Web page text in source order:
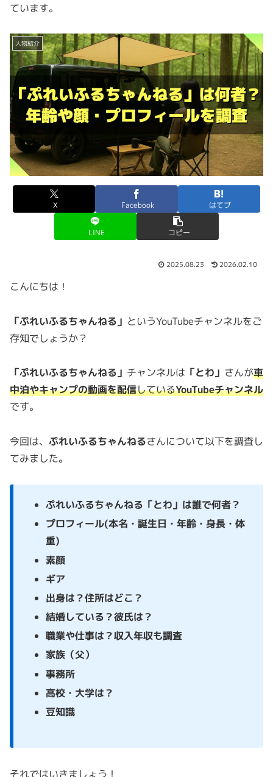
ています。
人物紹介
X Facebook はてブ
LINE コピー
2025.08.23 2026.02.10
こんにちは！
「ぷれいふるちゃんねる」 というYouTubeチャンネルをご
存知でしょうか？
「ぷれいふるちゃんねる」 チャンネルは 「とわ」 さんが車
中泊やキャンプの動画を配信しているYouTubeチャンネル
です。
今回は、 ぷれいふるちゃんねるさんについて以下を調査し
てみました。
ぷれいふるちゃんねる「とわ」は誰で何者？
プロフィール(本名・誕生日・年齢・身長・体
重)
素顔
ギア
出身は？住所はどこ？
結婚している？彼氏は？
職業や仕事は？収入年収も調査
家族（父）
事務所
高校・大学は？
豆知識
それではいきましょう！